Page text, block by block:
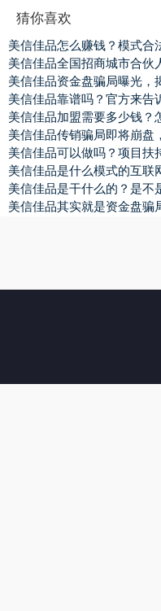
猜你喜欢
美信佳品怎么赚钱？模式合
美信佳品全国招商城市合伙
美信佳品资金盘骗局曝光，
美信佳品靠谱吗？官方来告
美信佳品加盟需要多少钱？
美信佳品传销骗局即将崩盘
美信佳品可以做吗？项目扶
美信佳品是什么模式的互联
美信佳品是干什么的？是不
美信佳品其实就是资金盘骗